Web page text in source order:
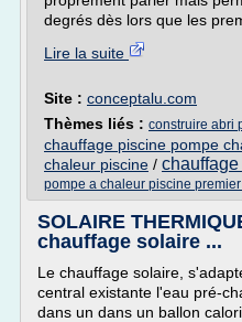
degrés dès lors que les
Lire la suite
Site : conceptalu.com
Thèmes liés : construire abri
chauffage piscine pompe
chaleur piscine /
pompe a chaleur piscine
SOLAIRE
chauffage solaire ...
Le chauffage solaire,
central existante l'eau pré-
dans un dans un ballon